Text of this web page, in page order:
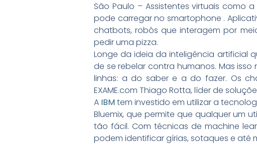
São Paulo – Assistentes virtuais como
pode carregar no smartophone .
chatbots, robôs que interagem por
pedir uma pizza.
Longe da ideia da inteligência artificial
de se rebelar contra humanos. Mas
linhas: a do saber e a do fazer. Os
EXAME.com Thiago Rotta, líder de
A IBMtem investido em utilizar a
Bluemix, que permite que qualquer um
tão fácil. Com técnicas de machine
podem identificar gírias, sotaques e até